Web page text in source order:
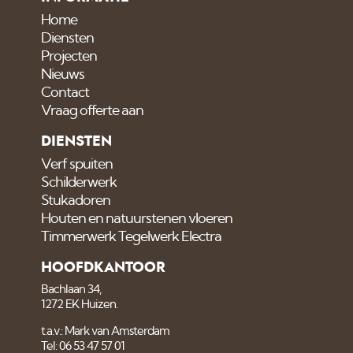
Home
Diensten
Projecten
Nieuws
Contact
Vraag offerte aan
DIENSTEN
Verf spuiten
Schilderwerk
Stukadoren
Houten en natuurstenen vloeren
Timmerwerk Tegelwerk Electra
HOOFDKANTOOR
Bachlaan 34,
1272 EK Huizen.
t.a.v.: Mark van Amsterdam
Tel: 06 53 47 57 01